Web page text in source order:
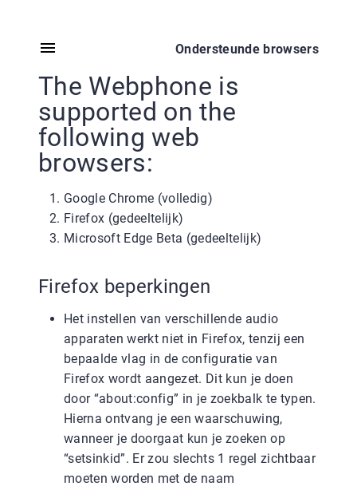
Ondersteunde browsers
The Webphone is
supported on the
following web
browsers:
Google Chrome (volledig)
Firefox (gedeeltelijk)
Microsoft Edge Beta (gedeeltelijk)
Firefox beperkingen
Het instellen van verschillende audio
apparaten werkt niet in Firefox, tenzij een
bepaalde vlag in de configuratie van
Firefox wordt aangezet. Dit kun je doen
door “about:config” in je zoekbalk te typen.
Hierna ontvang je een waarschuwing,
wanneer je doorgaat kun je zoeken op
“setsinkid”. Er zou slechts 1 regel zichtbaar
moeten worden met de naam